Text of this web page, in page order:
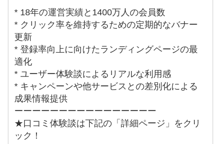
* 18年の運営実績と1400万人の会員数
* クリック率を維持するための定期的なバナー
更新
* 登録率向上に向けたランディングページの最
適化
* ユーザー体験談によるリアルな利用感
* キャンペーンや他サービスとの差別化による
成果情報提供
ーーーーーーーーーーーーーーーー
★口コミ体験談は下記の「詳細ページ」をクリ
ック！